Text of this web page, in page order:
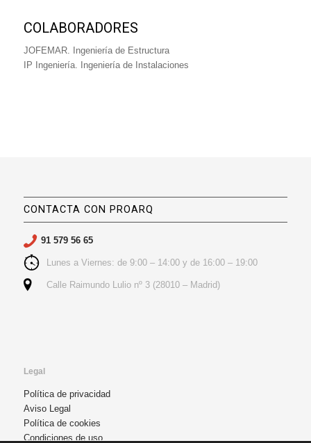
COLABORADORES
JOFEMAR. Ingeniería de Estructura
IP Ingeniería. Ingeniería de Instalaciones
CONTACTA CON PROARQ
91 579 56 65
Lunes a Viernes: de 9:00 – 14:00 y de 16:00 – 19:00
Calle Raimundo Lulio nº 3 (28010 – Madrid)
Legal
Política de privacidad
Aviso Legal
Política de cookies
Condiciones de uso